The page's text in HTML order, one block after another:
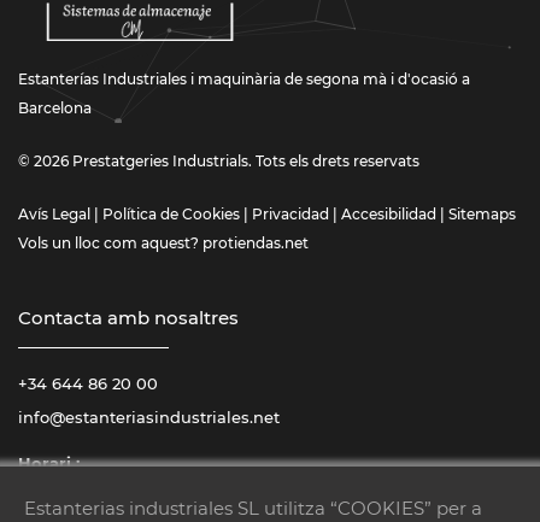
Estanterías Industriales i maquinària de segona mà i d'ocasió a
Barcelona
© 2026 Prestatgeries Industrials. Tots els drets reservats
Avís Legal | Política de Cookies | Privacidad | Accesibilidad | Sitemaps
Vols un lloc com aquest? protiendas.net
Contacta amb nosaltres
+34 644 86 20 00
info@estanteriasindustriales.net
Horari :
08:00 – 14:00 / 15:00 – 18:00
Estanterias industriales SL utilitza “COOKIES” per a